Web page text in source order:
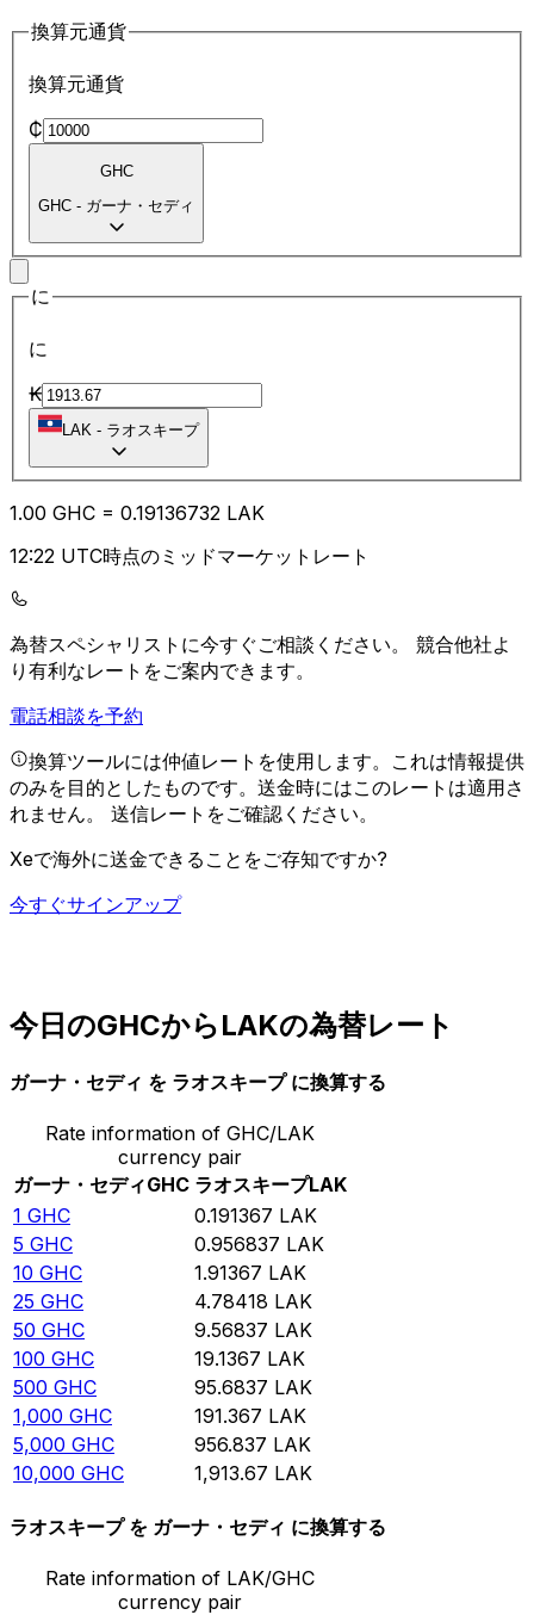
換算元通貨
換算元通貨
₵
GHC
GHC - ガーナ・セディ
に
に
₭
LAK - ラオスキープ
1.00 GHC = 0.19136732 LAK
12:22 UTC時点のミッドマーケットレート
為替スペシャリストに今すぐご相談ください。 競合他社よ
り有利なレートをご案内できます。
電話相談を予約
換算ツールには仲値レートを使用します。これは情報提供
のみを目的としたものです。送金時にはこのレートは適用さ
れません。 送信レートをご確認ください。
Xeで海外に送金できることをご存知ですか?
今すぐサインアップ
今日のGHCからLAKの為替レート
ガーナ・セディ を ラオスキープ に換算する
Rate information of GHC/LAK
currency pair
ガーナ・セディGHC ラオスキープLAK
1 GHC 0.191367 LAK
5 GHC 0.956837 LAK
10 GHC 1.91367 LAK
25 GHC 4.78418 LAK
50 GHC 9.56837 LAK
100 GHC 19.1367 LAK
500 GHC 95.6837 LAK
1,000 GHC 191.367 LAK
5,000 GHC 956.837 LAK
10,000 GHC 1,913.67 LAK
ラオスキープ を ガーナ・セディ に換算する
Rate information of LAK/GHC
currency pair